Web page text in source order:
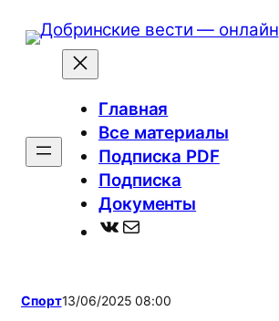
Перейти
содержимому
Главная
Все материалы
Подписка PDF
Подписка
Документы
ВКонтакте
Почта
Спорт13/06/2025 08:00